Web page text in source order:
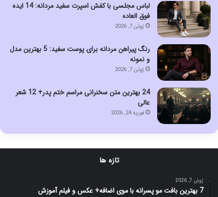
لباس مجلسی با کفش اسپرت سفید مردانه: 14 ایده
فوق العاده
ژوئن 7, 2026
رنگ پیراهن مردانه برای پوست سفید: 5 بهترین مدل
و نمونه
ژوئن 7, 2026
24 بهترین متن سخنرانی مراسم ختم پدر+ 12 شعر
عالی
فوریه 24, 2026
تازه ها
ژوئن 7, 2026
7 بهترین بافت مو پسرانه با موی اضافه+ عکس و فیلم آموزش